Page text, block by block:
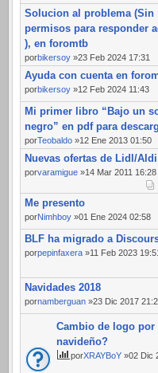
Solucion al problema (Sin
permisos para responder
), en foromtb
porbikersoy »23 Feb 2024 17:31
Ayuda con cuenta en
porbikersoy »12 Feb 2024 11:43
Mi primer libro “Bajo un
negro” en pdf para
porTeobaldo »12 Ene 2013 01:50
Nuevas ofertas de Lidl/Aldi
porvaramigue »14 Mar 2011 16:28
Me presento
porNimhboy »01 Ene 2024 02:58
BLF ha migrado a
porpepinfaxera »11 Feb 2023 19:51
Navidades 2018
pornamberguan »23 Dic 2017
Cambio de logo por
navideño?
porXRAYBoY »02 Dic